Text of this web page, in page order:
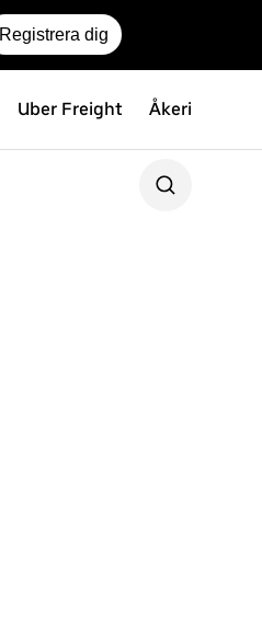
Registrera dig
Uber Freight Åkeri